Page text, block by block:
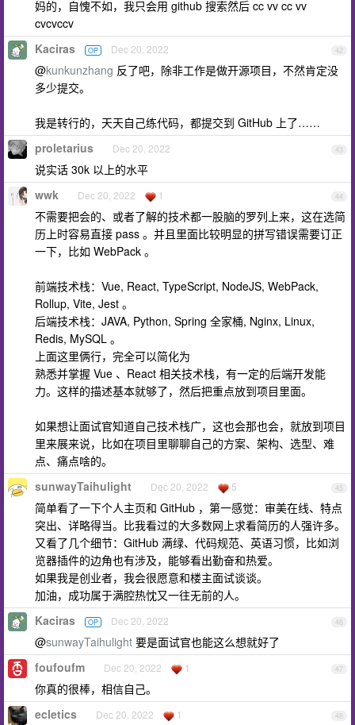
妈的，自愧不如，我只会用 github 搜索然后 cc vv cc vv
cvcvccv
42
Kaciras OP Dec 20, 2022
@kunkunzhang 反了吧，除非工作是做开源项目，不然肯定没
多少提交。
我是转行的，天天自己练代码，都提交到 GitHub 上了……
43
proletarius Dec 20, 2022
说实话 30k 以上的水平
44
wwk Dec 20, 2022 1
不需要把会的、或者了解的技术都一股脑的罗列上来，这在选简
历上时容易直接 pass 。并且里面比较明显的拼写错误需要订正
一下，比如 WebPack 。
前端技术栈：Vue, React, TypeScript, NodeJS, WebPack,
Rollup, Vite, Jest 。
后端技术栈：JAVA, Python, Spring 全家桶, Nginx, Linux,
Redis, MySQL 。
上面这里俩行，完全可以简化为
熟悉并掌握 Vue 、React 相关技术栈，有一定的后端开发能
力。这样的描述基本就够了，然后把重点放到项目里面。
如果想让面试官知道自己技术栈广，这也会那也会，就放到项目
里来展来说，比如在项目里聊聊自己的方案、架构、选型、难
点、痛点啥的。
45
sunwayTaihulight Dec 20, 2022 5
简单看了一下个人主页和 GitHub ，第一感觉：审美在线、特点
突出、详略得当。比我看过的大多数网上求看简历的人强许多。
又看了几个细节：GitHub 满绿、代码规范、英语习惯，比如浏
览器插件的边角也有涉及，能够看出勤奋和热爱。
如果我是创业者，我会很愿意和楼主面试谈谈。
加油，成功属于满腔热忱又一往无前的人。
46
Kaciras OP Dec 20, 2022
@sunwayTaihulight 要是面试官也能这么想就好了
47
foufoufm Dec 20, 2022 1
你真的很棒，相信自己。
48
ecletics Dec 20, 2022 1